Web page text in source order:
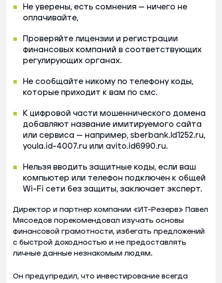
Не уверены, есть сомнения — ничего не
оплачивайте,
Проверяйте лицензии и регистрации
финансовых компаний в соответствующих
регулирующих органах.
Не сообщайте никому по телефону коды,
которые приходит к вам по смс.
К цифровой части мошеннического домена
добавляют название имитируемого сайта
или сервиса — например, sberbank.ld1252.ru,
youla.id-4007.ru или avito.id6990.ru.
Нельзя вводить защитные коды, если ваш
компьютер или телефон подключен к общей
Wi-Fi сети без защиты, заключает эксперт.
Директор и партнер компании «ИТ-Резерв» Павел
Мясоедов порекомендовал изучать основы
финансовой грамотности, избегать предложений
с быстрой доходностью и не предоставлять
личные данные незнакомым людям.
Он предупредил, что инвестирование всегда